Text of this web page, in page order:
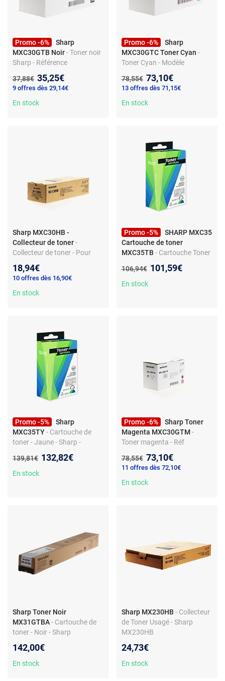
Promo -6%
Sharp
MXC30GTB Noir- Toner noir
Sharp - Référence
Ancien prix :
37,88€ Nouveau prix :
35,25€
9 offres dès 29,14€
En stock
Promo -6%
Sharp
MXC30GTC Toner Cyan -
Toner Cyan - Modèle
Ancien prix :
78,55€ Nouveau prix :
73,10€
13 offres dès 71,15€
En stock
Sharp MXC30HB -
Collecteur de toner-
Collecteur de toner - Pour
18,94€
10 offres dès 16,90€
En stock
Promo -5%
SHARP MXC35
Cartouche de toner
MXC35TB - Cartouche Toner
SHARP MXC35
Ancien prix :
106,94€ Nouveau prix :
101,59€
En stock
Promo -5%
Sharp
MXC35TY- Cartouche de
toner - Jaune - Sharp -
impressions laser
Ancien prix :
139,81€ Nouveau prix :
132,82€
En stock
Promo -6%
Sharp Toner
Magenta MXC30GTM -
Toner magenta - Réf
Sharp
Ancien prix :
78,55€ Nouveau prix :
73,10€
11 offres dès 72,10€
En stock
Sharp Toner Noir
MX31GTBA- Cartouche de
toner - Noir - Sharp
142,00€
En stock
Sharp MX230HB - Collecteur
de Toner Usagé - Sharp
MX230HB
24,73€
En stock